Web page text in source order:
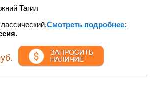
Тагил
Смотреть подробнее: